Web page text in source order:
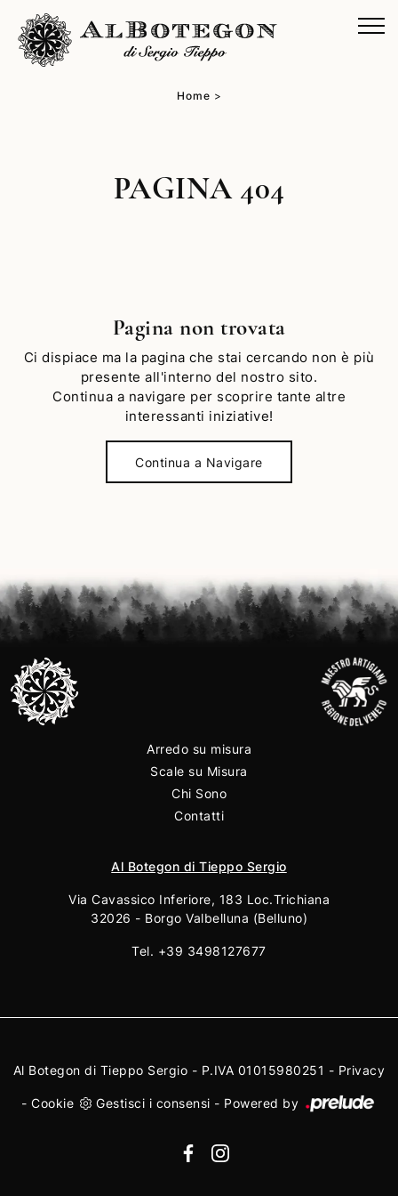
Home >
PAGINA 404
Pagina non trovata
Ci dispiace ma la pagina che stai cercando non è più
presente all'interno del nostro sito.
Continua a navigare per scoprire tante altre
interessanti iniziative!
Continua a Navigare
Arredo su misura
Scale su Misura
Chi Sono
Contatti
Al Botegon di Tieppo Sergio
Via Cavassico Inferiore, 183 Loc.Trichiana
32026 - Borgo Valbelluna (Belluno)
Tel. +39 3498127677
Al Botegon di Tieppo Sergio - P.IVA 01015980251 - Privacy
-Cookie Gestisci i consensi - Powered by